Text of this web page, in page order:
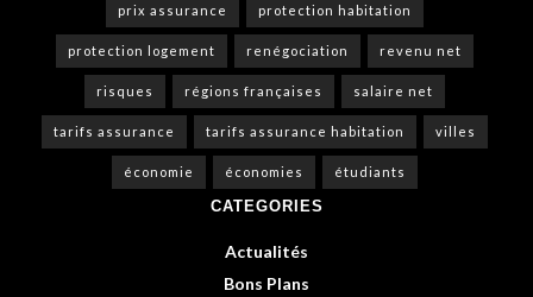
prix assurance protection habitation
protection logement renégociation revenu net
risques régions françaises salaire net
tarifs assurance tarifs assurance habitation villes
économie économies étudiants
CATEGORIES
Actualités
Bons Plans